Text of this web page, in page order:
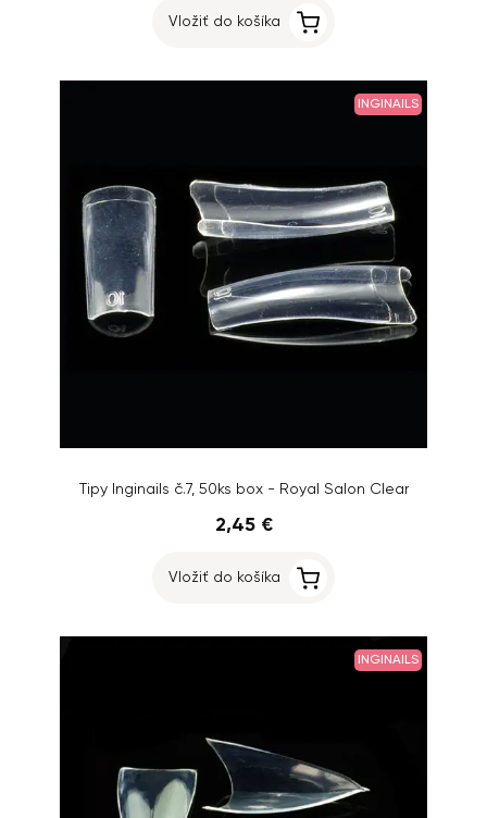
Vložiť do košíka
INGINAILS
Tipy Inginails č.7, 50ks box - Royal Salon Clear
2,45 €
Vložiť do košíka
INGINAILS